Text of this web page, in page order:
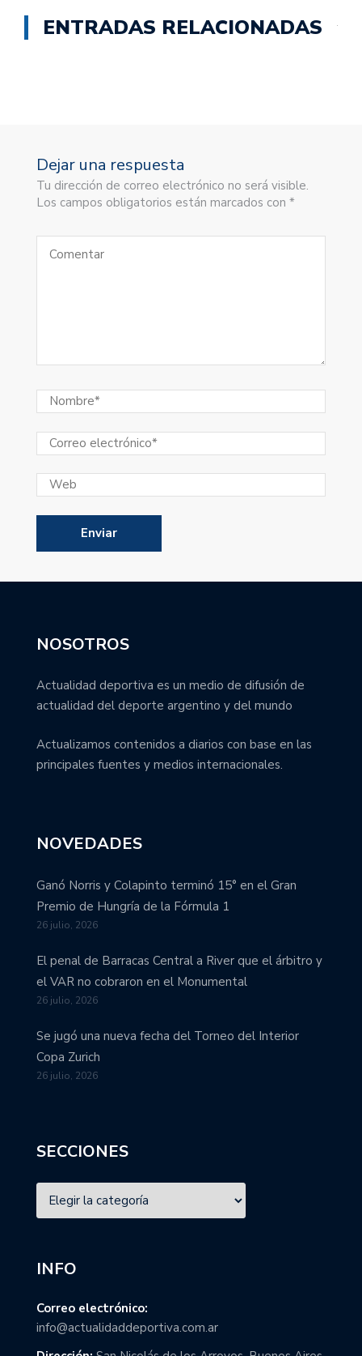
ENTRADAS RELACIONADAS
Dejar una respuesta
Tu dirección de correo electrónico no será visible.
Los campos obligatorios están marcados con *
NOSOTROS
Actualidad deportiva es un medio de difusión de
actualidad del deporte argentino y del mundo
Actualizamos contenidos a diarios con base en las
principales fuentes y medios internacionales.
NOVEDADES
Ganó Norris y Colapinto terminó 15° en el Gran
Premio de Hungría de la Fórmula 1
26 julio, 2026
El penal de Barracas Central a River que el árbitro y
el VAR no cobraron en el Monumental
26 julio, 2026
Se jugó una nueva fecha del Torneo del Interior
Copa Zurich
26 julio, 2026
SECCIONES
INFO
Correo electrónico:
info@actualidaddeportiva.com.ar